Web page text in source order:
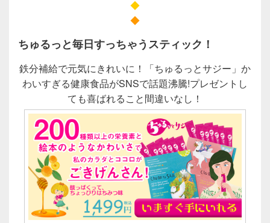
◆
◆
ちゅるっと毎日すっちゃうスティック！
鉄分補給で元気にきれいに！「ちゅるっとサジー」か
わいすぎる健康食品がSNSで話題沸騰!プレゼントし
ても喜ばれること間違いなし！